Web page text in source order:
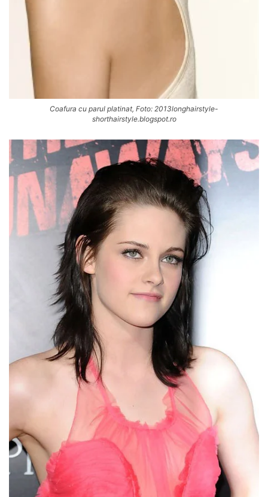
Coafura cu parul platinat, Foto: 2013longhairstyle-
shorthairstyle.blogspot.ro